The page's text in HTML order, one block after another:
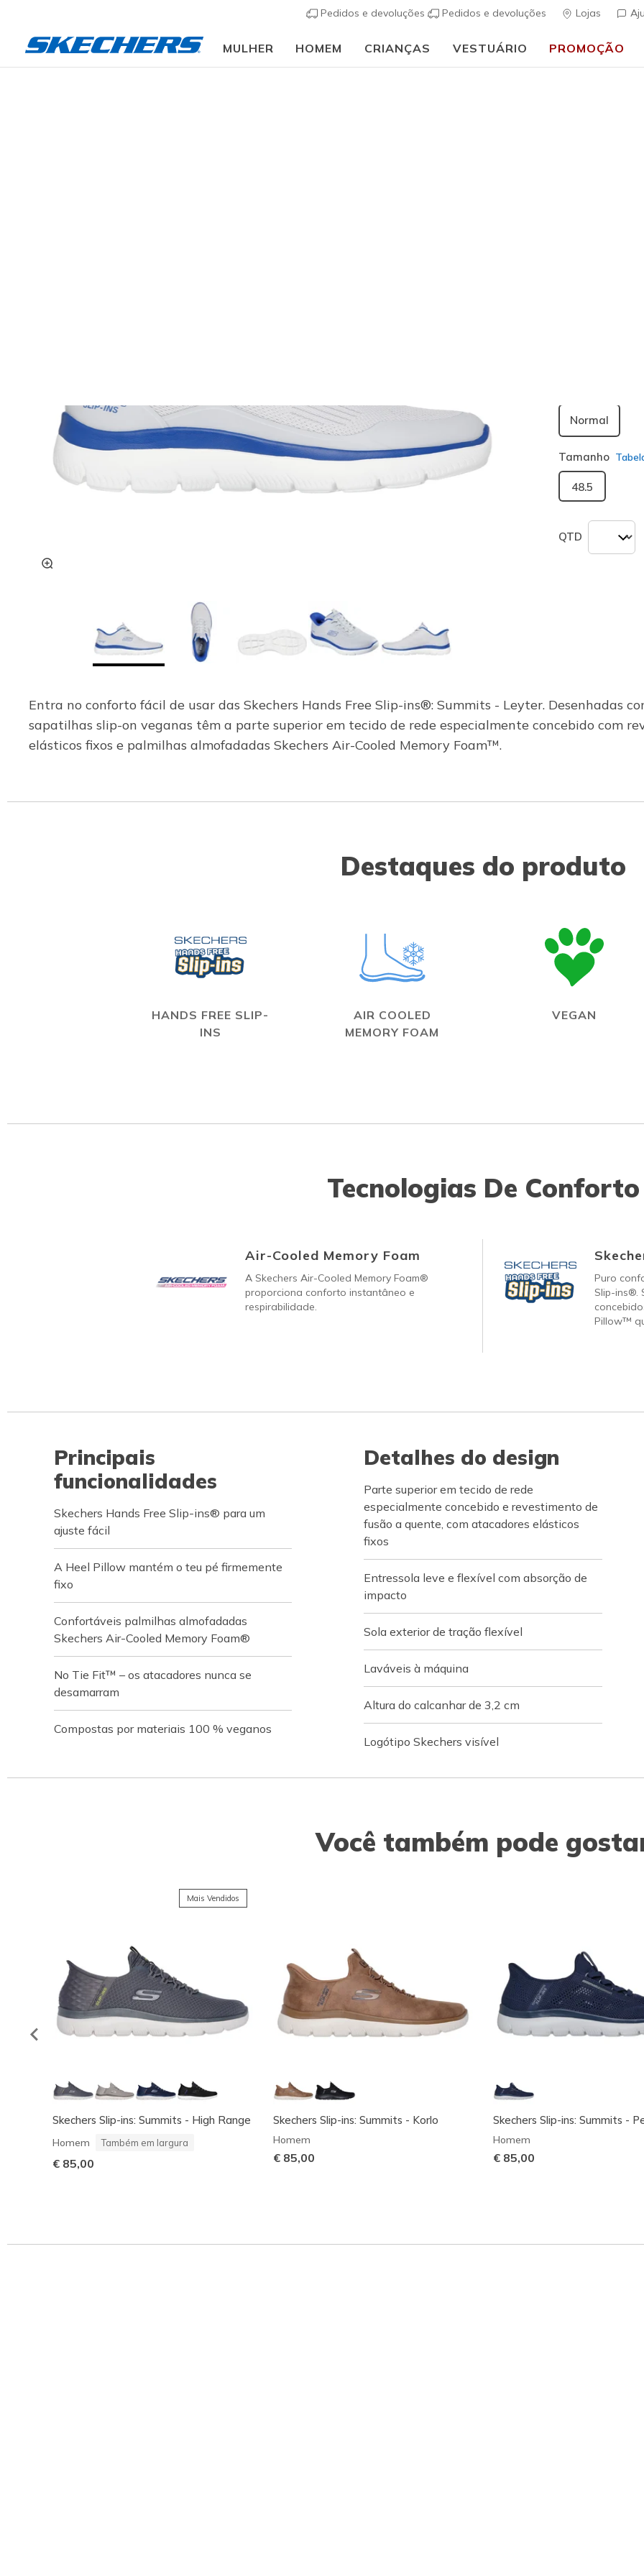
Pedidos e devoluções Pedidos e devoluções Lojas
MULHER HOMEM CRIANÇAS VESTUÁRIO PROMOÇÃO
Normal
Tamanho
48.5
QTD
Entra no conforto fácil de usar das Skechers Hands Free Slip-ins®: Summits - Leyter. Desenhadas
sapatilhas slip-on veganas têm a parte superior em tecido de rede especialmente concebido com
elásticos fixos e palmilhas almofadadas Skechers Air-Cooled Memory Foam™.
Destaques do produto
HANDS FREE SLIP-
INS
AIR COOLED
MEMORY FOAM
VEGAN
Tecnologias De Conforto
Air-Cooled Memory Foam
A Skechers Air-Cooled Memory Foam®
proporciona conforto instantâneo e
respirabilidade.
Puro
Slip-ins®.
Pillow™
Principais
funcionalidades
Skechers Hands Free Slip-ins® para um
ajuste fácil
A Heel Pillow mantém o teu pé firmemente
fixo
Confortáveis palmilhas almofadadas
Skechers Air-Cooled Memory Foam®
No Tie Fit™ – os atacadores nunca se
desamarram
Compostas por materiais 100 % veganos
Detalhes do design
Parte superior em tecido de rede
especialmente concebido e revestimento de
fusão a quente, com atacadores elásticos
fixos
Entressola leve e flexível com absorção de
impacto
Sola exterior de tração flexível
Laváveis à máquina
Altura do calcanhar de 3,2 cm
Logótipo Skechers visível
Você também pode
Mais Vendidos
Skechers Slip-ins: Summits - High Range
Homem Também em largura
€ 85,00
Skechers Slip-ins: Summits - Korlo
Homem
€ 85,00
Skechers Slip-ins: Summits -
Homem
€ 85,00